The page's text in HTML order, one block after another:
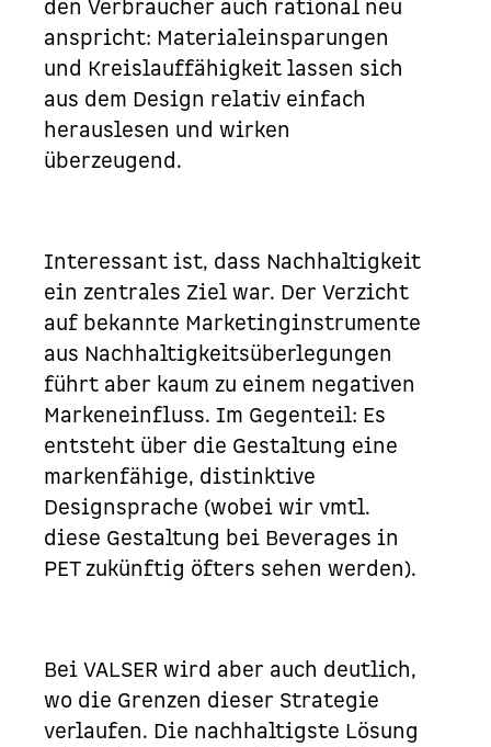
den Verbraucher auch rational neu
anspricht: Materialeinsparungen
und Kreislauffähigkeit lassen sich
aus dem Design relativ einfach
herauslesen und wirken
überzeugend.
Interessant ist, dass Nachhaltigkeit
ein zentrales Ziel war. Der Verzicht
auf bekannte Marketinginstrumente
aus Nachhaltigkeitsüberlegungen
führt aber kaum zu einem negativen
Markeneinfluss. Im Gegenteil: Es
entsteht über die Gestaltung eine
markenfähige, distinktive
Designsprache (wobei wir vmtl.
diese Gestaltung bei Beverages in
PET zukünftig öfters sehen werden).
Bei VALSER wird aber auch deutlich,
wo die Grenzen dieser Strategie
verlaufen. Die nachhaltigste Lösung